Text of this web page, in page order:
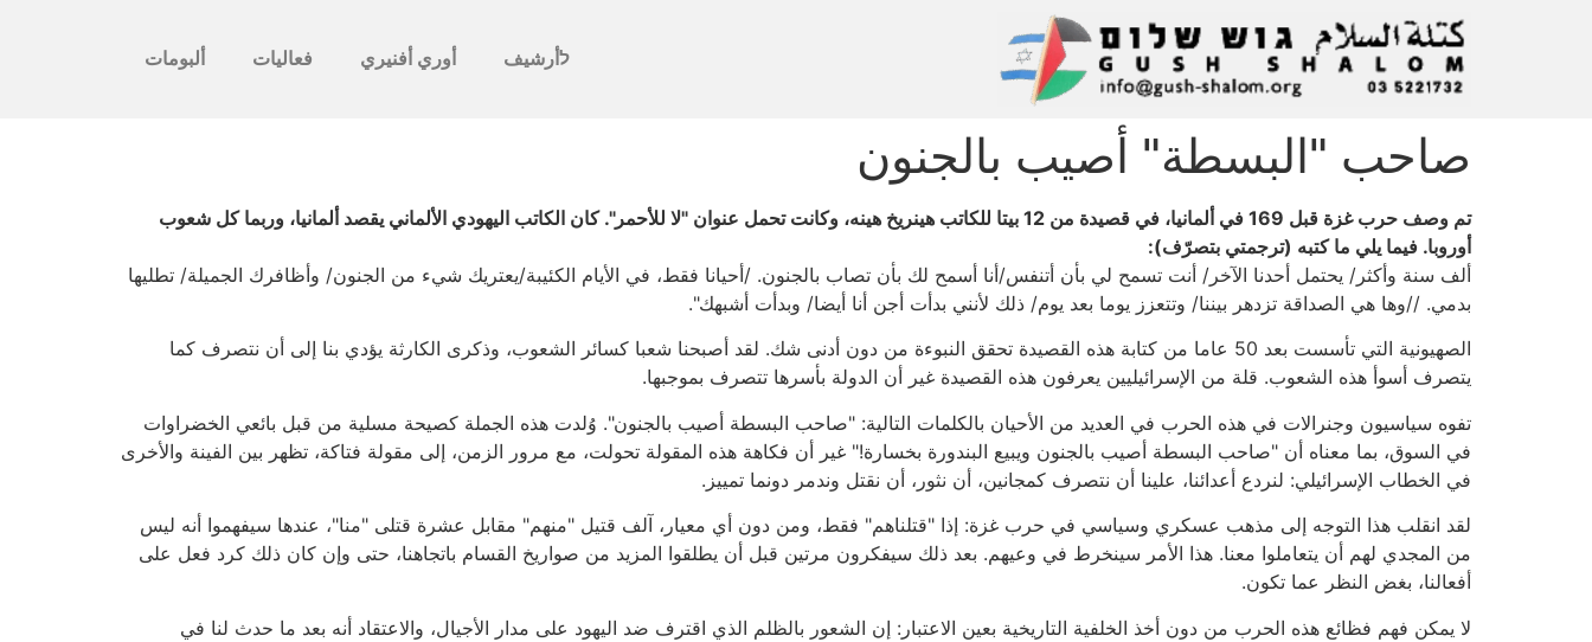
לأرشيف أوري أفنيري فعاليات ألبومات
صاحب "البسطة" أصيب بالجنون
تم وصف حرب غزة قبل 169 في ألمانيا، في قصيدة من 12 بيتا للكاتب هينريخ هينه، وكانت تحمل عنوان "لا للأحمر". كان الكاتب اليهودي الألماني يقصد ألمانيا، وربما كل شعوب
أوروبا. فيما يلي ما كتبه (ترجمتي بتصرّف):
ألف سنة وأكثر/ يحتمل أحدنا الآخر/ أنت تسمح لي بأن أتنفس/أنا أسمح لك بأن تصاب بالجنون. /أحيانا فقط، في الأيام الكئيبة/يعتريك شيء من الجنون/ وأظافرك الجميلة/ تطليها
بدمي. //وها هي الصداقة تزدهر بيننا/ وتتعزز يوما بعد يوم/ ذلك لأنني بدأت أجن أنا أيضا/ وبدأت أشبهك".
الصهيونية التي تأسست بعد 50 عاما من كتابة هذه القصيدة تحقق النبوءة من دون أدنى شك. لقد أصبحنا شعبا كسائر الشعوب، وذكرى الكارثة يؤدي بنا إلى أن نتصرف كما
يتصرف أسوأ هذه الشعوب. قلة من الإسرائيليين يعرفون هذه القصيدة غير أن الدولة بأسرها تتصرف بموجبها.
تفوه سياسيون وجنرالات في هذه الحرب في العديد من الأحيان بالكلمات التالية: "صاحب البسطة أصيب بالجنون". وُلدت هذه الجملة كصيحة مسلية من قبل بائعي الخضراوات
في السوق، بما معناه أن "صاحب البسطة أصيب بالجنون ويبيع البندورة بخسارة!" غير أن فكاهة هذه المقولة تحولت، مع مرور الزمن، إلى مقولة فتاكة، تظهر بين الفينة والأخرى
في الخطاب الإسرائيلي: لنردع أعدائنا، علينا أن نتصرف كمجانين، أن نثور، أن نقتل وندمر دونما تمييز.
لقد انقلب هذا التوجه إلى مذهب عسكري وسياسي في حرب غزة: إذا "قتلناهم" فقط، ومن دون أي معيار، آلف قتيل "منهم" مقابل عشرة قتلى "منا"، عندها سيفهموا أنه ليس
من المجدي لهم أن يتعاملوا معنا. هذا الأمر سينخرط في وعيهم. بعد ذلك سيفكرون مرتين قبل أن يطلقوا المزيد من صواريخ القسام باتجاهنا، حتى وإن كان ذلك كرد فعل على
أفعالنا، بغض النظر عما تكون.
لا يمكن فهم فظائع هذه الحرب من دون أخذ الخلفية التاريخية بعين الاعتبار: إن الشعور بالظلم الذي اقترف ضد اليهود على مدار الأجيال، والاعتقاد أنه بعد ما حدث لنا في